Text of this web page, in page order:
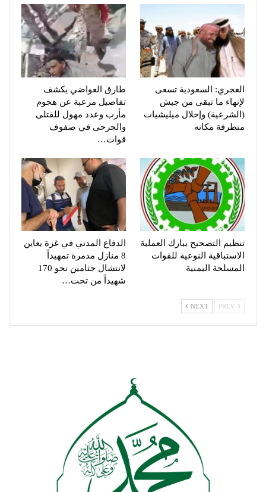
العجري: السعودية تسعى
لإنهاء ما تبقى من جيش
(الشرعية) وإحلال ميليشيات
متطرفة مكانه
طارق العواضي يكشف
تفاصيل مرعبة عن هجوم
مأرب وعدد مهول للقتلى
والجرحى في صفوف
قوات…
تنظيم التصحيح يبارك العملية
الاستباقية النوعية للقوات
المسلحة اليمنية
الدفاع المدني في غزة يعاين
8 منازل مدمرة تمهيداً
لانتشال جثامين نحو 170
شهيداً من تحت…
NEXT